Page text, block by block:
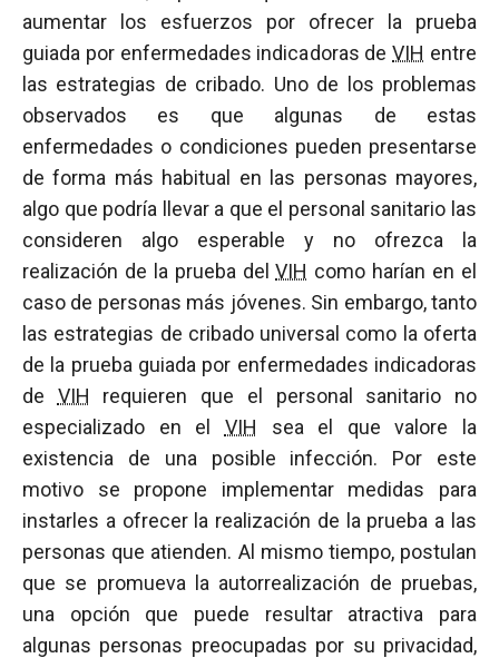
aumentar los esfuerzos por ofrecer la prueba
guiada por enfermedades indicadoras deVIH entre
las estrategias de cribado. Uno de los problemas
observados es que algunas de estas
enfermedades o condiciones pueden presentarse
de forma más habitual en las personas mayores,
algo que podría llevar a que el personal sanitario las
consideren algo esperable y no ofrezca la
realización de la prueba delVIH como harían en el
caso de personas más jóvenes. Sin embargo, tanto
las estrategias de cribado universal como la oferta
de la prueba guiada por enfermedades indicadoras
de VIH requieren que el personal sanitario no
especializado en el VIH sea el que valore la
existencia de una posible infección. Por este
motivo se propone implementar medidas para
instarles a ofrecer la realización de la prueba a las
personas que atienden. Al mismo tiempo, postulan
que se promueva la autorrealización de pruebas,
una opción que puede resultar atractiva para
algunas personas preocupadas por su privacidad,